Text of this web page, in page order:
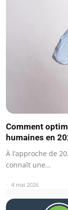
Comment
humaines en
À l’approche de
connaît une…
4 mai 2026